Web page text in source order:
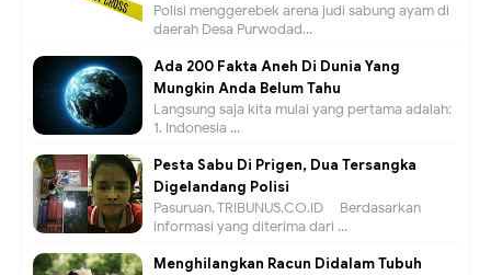
Polisi menggerebek arena judi sabung ayam di
daerah Desa Purwodad...
Ada 200 Fakta Aneh Di Dunia Yang
Mungkin Anda Belum Tahu
Langsung saja kita mulai yang pertama adalah:
1. Indonesia ...
Pesta Sabu Di Prigen, Dua Tersangka
Digelandang Polisi
Pasuruan, TRIBUNUS.CO.ID - Berdasarkan
informasi yang diterima dari ...
Menghilangkan Racun Didalam Tubuh